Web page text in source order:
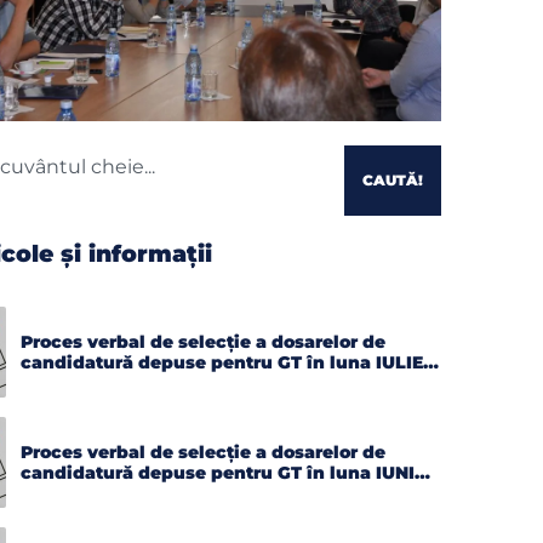
CAUTĂ!
și informații
Proces verbal de selecție a dosarelor de
candidatură depuse pentru GT în luna IULIE
Proces verbal de selecție a dosarelor de
candidatură depuse pentru GT în luna IUNIE